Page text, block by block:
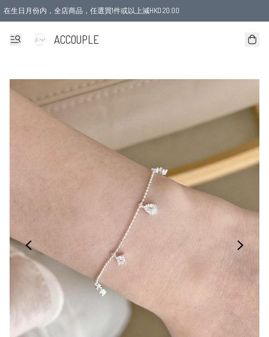
在生日月份内，全店商品，任選買1件或以上減HKD 20.00
ACCOUPLE